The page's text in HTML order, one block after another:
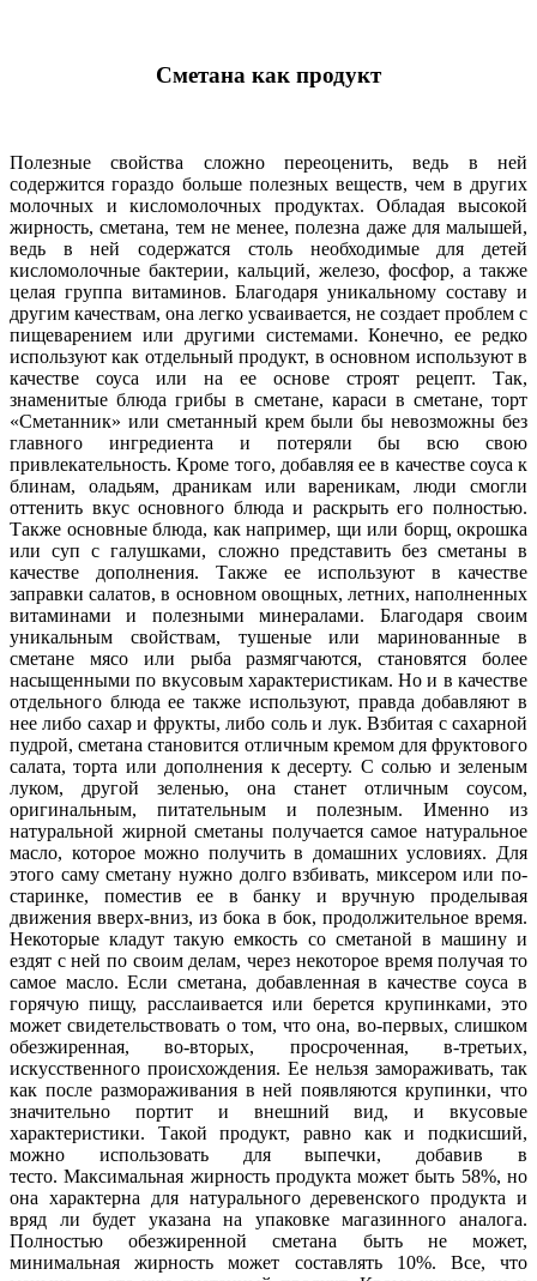
Сметана как продукт
Полезные свойства сложно переоценить, ведь в ней
содержится гораздо больше полезных веществ, чем в других
молочных и кисломолочных продуктах. Обладая высокой
жирность, сметана, тем не менее, полезна даже для малышей,
ведь в ней содержатся столь необходимые для детей
кисломолочные бактерии, кальций, железо, фосфор, а также
целая группа витаминов. Благодаря уникальному составу и
другим качествам, она легко усваивается, не создает проблем с
пищеварением или другими системами. Конечно, ее редко
используют как отдельный продукт, в основном используют в
качестве соуса или на ее основе строят рецепт. Так,
знаменитые блюда грибы в сметане, караси в сметане, торт
«Сметанник» или сметанный крем были бы невозможны без
главного ингредиента и потеряли бы всю свою
привлекательность. Кроме того, добавляя ее в качестве соуса к
блинам, оладьям, драникам или вареникам, люди смогли
оттенить вкус основного блюда и раскрыть его полностью.
Также основные блюда, как например, щи или борщ, окрошка
или суп с галушками, сложно представить без сметаны в
качестве дополнения. Также ее используют в качестве
заправки салатов, в основном овощных, летних, наполненных
витаминами и полезными минералами. Благодаря своим
уникальным свойствам, тушеные или маринованные в
сметане мясо или рыба размягчаются, становятся более
насыщенными по вкусовым характеристикам. Но и в качестве
отдельного блюда ее также используют, правда добавляют в
нее либо сахар и фрукты, либо соль и лук. Взбитая с сахарной
пудрой, сметана становится отличным кремом для фруктового
салата, торта или дополнения к десерту. С солью и зеленым
луком, другой зеленью, она станет отличным соусом,
оригинальным, питательным и полезным. Именно из
натуральной жирной сметаны получается самое натуральное
масло, которое можно получить в домашних условиях. Для
этого саму сметану нужно долго взбивать, миксером или по-
старинке, поместив ее в банку и вручную проделывая
движения вверх-вниз, из бока в бок, продолжительное время.
Некоторые кладут такую емкость со сметаной в машину и
ездят с ней по своим делам, через некоторое время получая то
самое масло. Если сметана, добавленная в качестве соуса в
горячую пищу, расслаивается или берется крупинками, это
может свидетельствовать о том, что она, во-первых, слишком
обезжиренная, во-вторых, просроченная, в-третьих,
искусственного происхождения. Ее нельзя замораживать, так
как после размораживания в ней появляются крупинки, что
значительно портит и внешний вид, и вкусовые
характеристики. Такой продукт, равно как и подкисший,
можно использовать для выпечки, добавив в
тесто. Максимальная жирность продукта может быть 58%, но
она характерна для натурального деревенского продукта и
вряд ли будет указана на упаковке магазинного аналога.
Полностью обезжиренной сметана быть не может,
минимальная жирность может составлять 10%. Все, что